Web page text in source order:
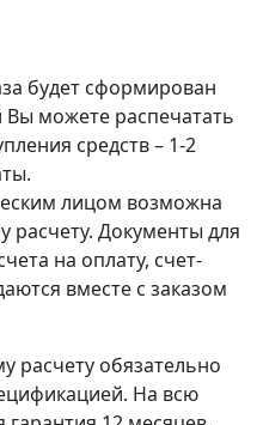
будет сформирован
Вы можете распечатать
средств – 1-2
лицом возможна
расчету. Документы для
на оплату, счет-
вместе с заказом
расчету обязательно
На всю